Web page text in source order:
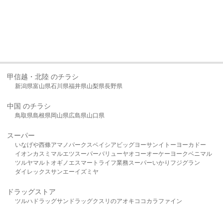
甲信越・北陸 のチラシ
新潟県富山県石川県福井県山梨県長野県
中国 のチラシ
鳥取県島根県岡山県広島県山口県
スーパー
いなげや西條アマノパークスベイシア ビッグヨーサンイトーヨーカドー
イオンカスミ マルエツスーパーバリューヤオコーオーケー ヨークベニマル
ツルヤマルト オギノ エスマート ライフ業務スーパーいかり フジグラン
ダイレックスサンエーイズミヤ
ドラッグストア
ツルハドラッグサンドラッグクスリのアオキ ココカラファイン